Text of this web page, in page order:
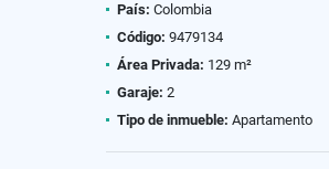
País: Colombia
Código: 9479134
Área Privada: 129 m²
Garaje: 2
Tipo de inmueble: Apartamento